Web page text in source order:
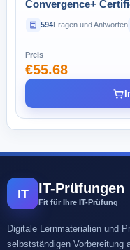
Convergence+
594Fragen und Antworten
Preis
€55.68
IT IT-Prüfungen
Fit für Ihre IT-Prüfung
Digitale Lernmaterialien und
selbstständigen Vorbereitung